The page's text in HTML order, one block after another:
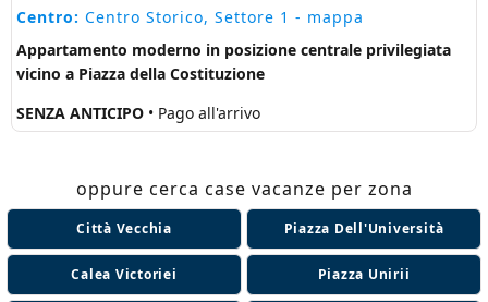
Centro: Centro Storico, Settore 1 - mappa
Appartamento moderno in posizione centrale privilegiata
vicino a Piazza della Costituzione
SENZA ANTICIPO • Pago all'arrivo
oppure cerca case vacanze per zona
Città Vecchia Piazza Dell'Università
Calea Victoriei Piazza Unirii